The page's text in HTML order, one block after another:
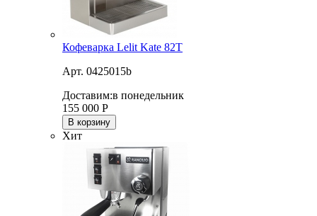
Кофеварка Lelit Kate 82T
Арт. 0425015b
Доставим:в понедельник
155 000 Р
В корзину
Хит